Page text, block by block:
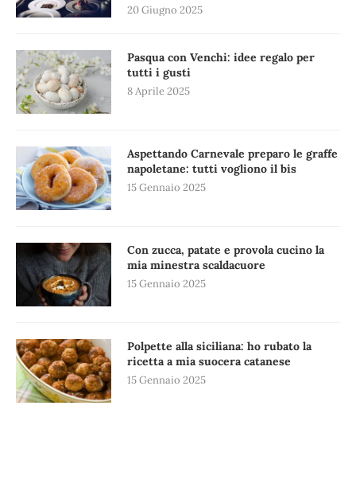
20 Giugno 2025
Pasqua con Venchi: idee regalo per
tutti i gusti
8 Aprile 2025
Aspettando Carnevale preparo le graffe
napoletane: tutti vogliono il bis
15 Gennaio 2025
Con zucca, patate e provola cucino la
mia minestra scaldacuore
15 Gennaio 2025
Polpette alla siciliana: ho rubato la
ricetta a mia suocera catanese
15 Gennaio 2025